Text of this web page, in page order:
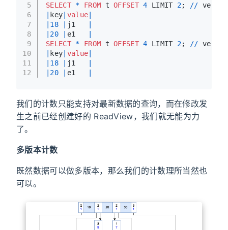
5
6
7
8
9
10
11
12
SELECT * FROM t OFFSET 4 LIMIT 2; //
key value
18 j1
20 e1
SELECT * FROM t OFFSET 4 LIMIT 2; //
key value
18 j1
20 e1
我们的计数只能支持对最新数据的查询，而在修改发
生之前已经创建好的 ReadView，我们就无能为力
了。
多版本计数
既然数据可以做多版本，那么我们的计数理所当然也
可以。